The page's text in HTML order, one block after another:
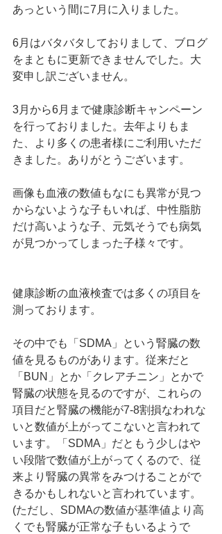
あっという間に7月に入りました。
6月はバタバタしておりまして、ブログ
をまともに更新できませんでした。大
変申し訳ございません。
3月から6月まで健康診断キャンペーン
を行っておりました。去年よりもま
た、より多くの患者様にご利用いただ
きました。ありがとうございます。
画像も血液の数値もなにも異常が見つ
からないような子もいれば、中性脂肪
だけ高いような子、元気そうでも病気
が見つかってしまった子様々です。
健康診断の血液検査では多くの項目を
測っております。
その中でも「SDMA」という腎臓の数
値を見るものがあります。従来だと
「BUN」とか「クレアチニン」とかで
腎臓の状態を見るのですが、これらの
項目だと腎臓の機能が7-8割損なわれな
いと数値が上がってこないと言われて
います。「SDMA」だともう少しはや
い段階で数値が上がってくるので、従
来より腎臓の異常をみつけることがで
きるかもしれないと言われています。
(ただし、SDMAの数値が基準値より高
くでも腎臓が正常な子もいるようで